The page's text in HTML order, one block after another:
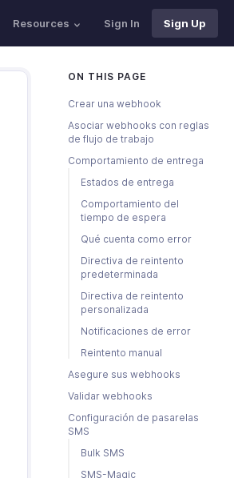
Resources Sign In Sign Up
ON THIS PAGE
Crear una webhook
Asociar webhooks con reglas
de flujo de trabajo
Comportamiento de entrega
Estados de entrega
Comportamiento del
tiempo de espera
Qué cuenta como error
Directiva de reintento
predeterminada
Directiva de reintento
personalizada
Notificaciones de error
Reintento manual
Asegure sus webhooks
Validar webhooks
Configuración de pasarelas
SMS
Bulk SMS
SMS-Magic